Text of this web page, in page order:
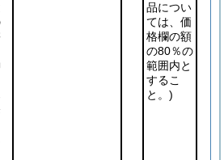
品につい
ては、価
格欄の額
の80％の
範囲内と
するこ
と。)